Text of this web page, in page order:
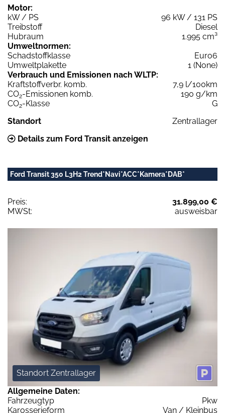
Motor:
kW / PS
96 kW / 131 PS
Treibstoff
Diesel
Hubraum
1.995 cm³
Umweltnormen:
Schadstoffklasse
Euro6
Umweltplakette
1 (None)
Verbrauch und Emissionen nach WLTP:
Kraftstoffverbr. komb.
7,9 l/100km
CO2-Emissionen komb.
190 g/km
CO2-Klasse
G
Standort
Zentrallager
Details zum Ford Transit anzeigen
Ford Transit 350 L3H2 Trend*Navi*ACC*Kamera*DAB*
Preis:
31.899,00 €
MWSt:
ausweisbar
Standort Zentrallager
Allgemeine Daten:
Fahrzeugtyp
Pkw
Karosserieform
Van / Kleinbus